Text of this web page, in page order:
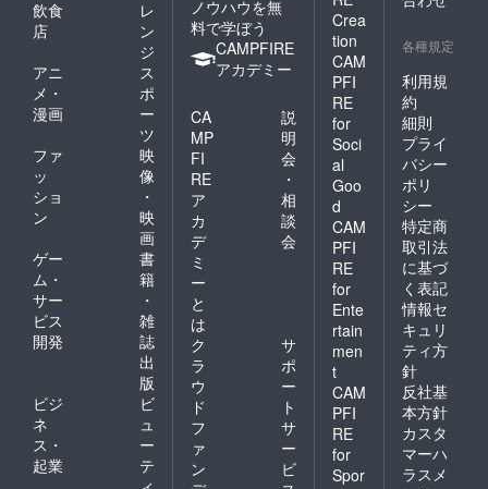
飲食
店
レ
ン
ジ
アニ
メ・
漫画
ス
ポ
ー
ツ
ファ
ッ
ショ
ン
映
像
・
映
画
ゲー
ム・
サー
ビス
開発
書
籍
・
雑
誌
出
版
ビジ
ネ
ス・
起業
ビ
ュ
ー
テ
ノウハウを無
料で学ぼう
CAMPFIRE
アカデミー
CA
MP
FI
RE
ア
カ
デ
ミ
ー
と
は
説
明
会
・
相
談
会
ク
ラ
ウ
ド
フ
ァ
ン
サ
ポ
ー
ト
サ
ー
ビ
Crea
tion
CAM
PFI
RE
for
Soci
al
Goo
d
CAM
PFI
RE
for
Ente
rtain
men
t
CAM
PFI
RE
for
Spor
各種規定
利用規
約
細則
プライ
バシー
ポリ
シー
特定商
取引法
に基づ
く表記
情報セ
キュリ
ティ方
針
反社基
本方針
カスタ
マーハ
ラスメ